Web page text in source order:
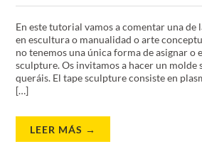
En este tutorial vamos a comentar una de
en escultura o manualidad o arte
no tenemos una única forma de asignar o
sculpture. Os invitamos a hacer un molde
queráis. El tape sculpture consiste en
[…]
LEER MÁS →